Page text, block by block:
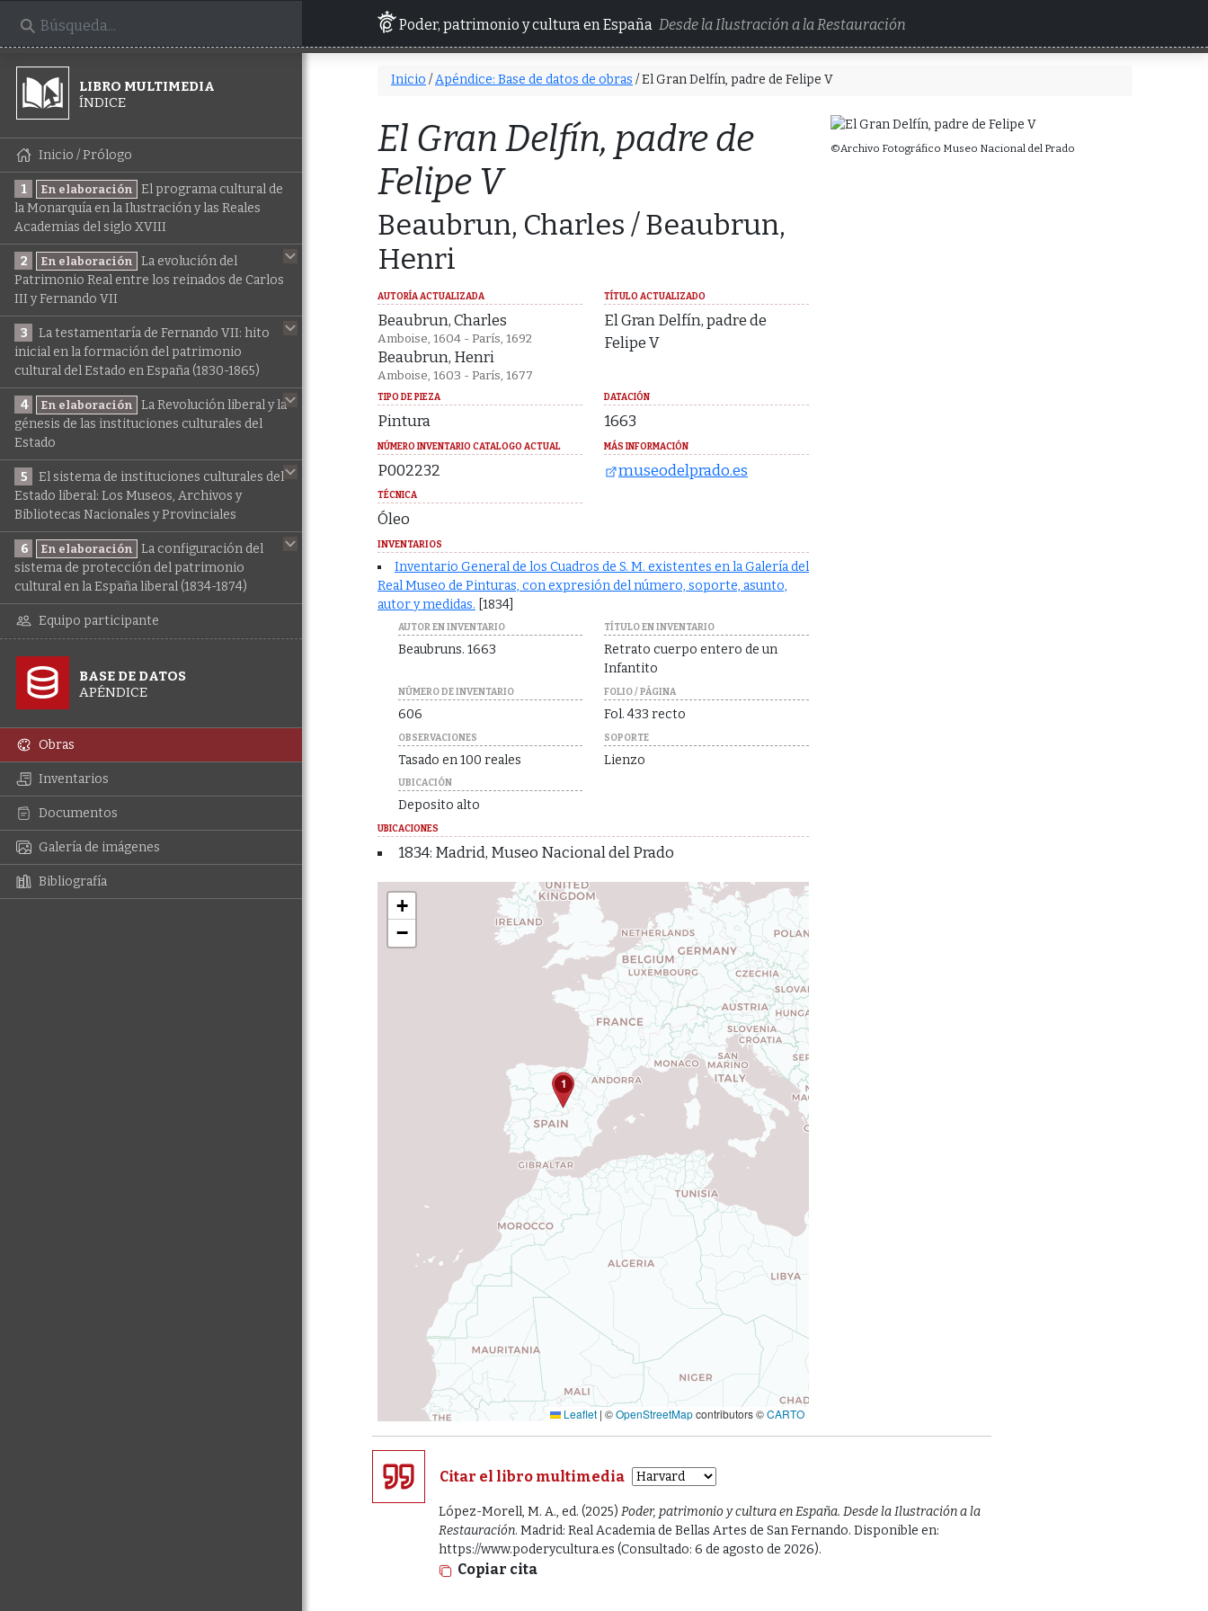
Poder, patrimonio y cultura en España Desde la Ilustración a la Restauración
LIBRO MULTIMEDIA
ÍNDICE
Inicio / Prólogo
1 En elaboración
El programa cultural de
la Monarquía en la Ilustración y las Reales
Academias del siglo XVIII
2 En elaboración
La evolución del
Patrimonio Real entre los reinados de Carlos
III y Fernando VII
3
La testamentaría de Fernando VII: hito
inicial en la formación del patrimonio
cultural del Estado en España (1830-1865)
4 En elaboración
La Revolución liberal y la
génesis de las instituciones culturales del
Estado
5
El sistema de instituciones culturales del
Estado liberal: Los Museos, Archivos y
Bibliotecas Nacionales y Provinciales
6 En elaboración
La configuración del
sistema de protección del patrimonio
cultural en la España liberal (1834-1874)
Equipo participante
BASE DE DATOS
APÉNDICE
Obras
Inventarios
Documentos
Galería de imágenes
Bibliografía
Inicio /Apéndice: Base de datos de obras / El Gran Delfín, padre de Felipe V
El Gran Delfín, padre de
Felipe V
Beaubrun, Charles / Beaubrun,
Henri
AUTORÍA ACTUALIZADA
Beaubrun, Charles
Amboise, 1604 - París, 1692
Beaubrun, Henri
Amboise, 1603 - París, 1677
TÍTULO ACTUALIZADO
El Gran Delfín, padre de
Felipe V
TIPO DE PIEZA
Pintura
DATACIÓN
1663
NÚMERO INVENTARIO CATALOGO ACTUAL
P002232
MÁS INFORMACIÓN
museodelprado.es
TÉCNICA
Óleo
INVENTARIOS
Inventario General de los Cuadros de S. M. existentes en la Galería del
Real Museo de Pinturas, con expresión del número, soporte, asunto,
autor y medidas. [1834]
AUTOR EN INVENTARIO
Beaubruns. 1663
TÍTULO EN INVENTARIO
Retrato cuerpo entero de un
Infantito
NÚMERO DE INVENTARIO
606
FOLIO / PÁGINA
Fol. 433 recto
OBSERVACIONES
Tasado en 100 reales
SOPORTE
Lienzo
UBICACIÓN
Deposito alto
UBICACIONES
1834: Madrid, Museo Nacional del Prado
1
+
−
Leaflet | ©OpenStreetMapcontributors ©CARTO
©Archivo Fotográfico Museo Nacional del Prado
Citar el libro multimedia
López-Morell, M. A., ed. (2025) Poder, patrimonio y cultura en España. Desde la Ilustración a la
Restauración. Madrid: Real Academia de Bellas Artes de San Fernando. Disponible en:
https://www.poderycultura.es (Consultado: 6 de agosto de 2026).
Copiar cita